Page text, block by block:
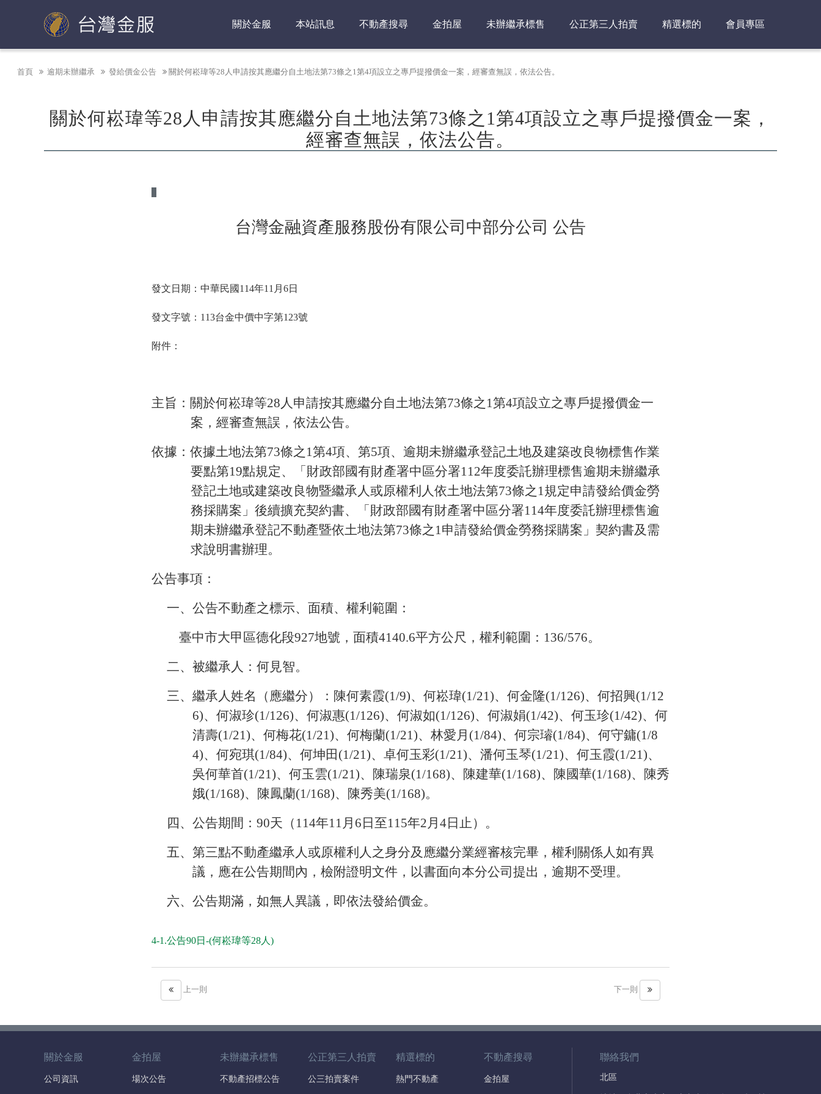
台灣金融資產服務股份有限公司
關於金服 本站訊息 不動產搜尋 金拍屋 未辦繼承標售 公正第三人拍賣 精選標的 會員專區
首頁 逾期未辦繼承 發給價金公告 關於何崧瑋等28人申請按其應繼分自土地法第73條之1第4項設立之專戶提撥價金一案，經審查無誤，依法公告。
關於何崧瑋等28人申請按其應繼分自土地法第73條之1第4項設立之專戶提撥價金一案，
經審查無誤，依法公告。
台灣金融資產服務股份有限公司中部分公司 公告
發文日期：中華民國114年11月6日
發文字號：113台金中價中字第123號
附件：
主旨：關於何崧瑋等28人申請按其應繼分自土地法第73條之1第4項設立之專戶提撥價金一
案，經審查無誤，依法公告。
依據：依據土地法第73條之1第4項、第5項、逾期未辦繼承登記土地及建築改良物標售作業
要點第19點規定、「財政部國有財產署中區分署112年度委託辦理標售逾期未辦繼承
登記土地或建築改良物暨繼承人或原權利人依土地法第73條之1規定申請發給價金勞
務採購案」後續擴充契約書、「財政部國有財產署中區分署114年度委託辦理標售逾
期未辦繼承登記不動產暨依土地法第73條之1申請發給價金勞務採購案」契約書及需
求說明書辦理。
公告事項：
一、公告不動產之標示、面積、權利範圍：
臺中市大甲區德化段927地號，面積4140.6平方公尺，權利範圍：136/576。
二、被繼承人：何見智。
三、繼承人姓名（應繼分）：陳何素霞(1/9)、何崧瑋(1/21)、何金隆(1/126)、何招興(1/12
6)、何淑珍(1/126)、何淑惠(1/126)、何淑如(1/126)、何淑娟(1/42)、何玉珍(1/42)、何
清壽(1/21)、何梅花(1/21)、何梅蘭(1/21)、林愛月(1/84)、何宗璿(1/84)、何守鏞(1/8
4)、何宛琪(1/84)、何坤田(1/21)、卓何玉彩(1/21)、潘何玉琴(1/21)、何玉霞(1/21)、
吳何華首(1/21)、何玉雲(1/21)、陳瑞泉(1/168)、陳建華(1/168)、陳國華(1/168)、陳秀
娥(1/168)、陳鳳蘭(1/168)、陳秀美(1/168)。
四、公告期間：90天（114年11月6日至115年2月4日止）。
五、第三點不動產繼承人或原權利人之身分及應繼分業經審核完畢，權利關係人如有異
議，應在公告期間內，檢附證明文件，以書面向本分公司提出，逾期不受理。
六、公告期滿，如無人異議，即依法發給價金。
4-1.公告90日-(何崧瑋等28人)
上一則 下一則
關於金服
公司資訊
金拍屋
場次公告
未辦繼承標售
不動產招標公告
公正第三人拍賣
公三拍賣案件
精選標的
熱門不動產
不動產搜尋
金拍屋
聯絡我們
北區